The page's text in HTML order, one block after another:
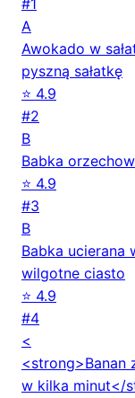
#1
A
Awokado w
pyszną sałatkę
⭐ 4.9
#2
B
Babka
⭐ 4.9
#3
B
Babka ucierana
wilgotne ciasto
⭐ 4.9
#4
<
<strong>Banan
w kilka minut</